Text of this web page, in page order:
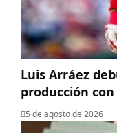
Luis Arráez
producción
5 de agosto de 2026